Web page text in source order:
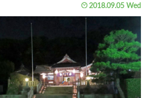
2018.09.05 Wed